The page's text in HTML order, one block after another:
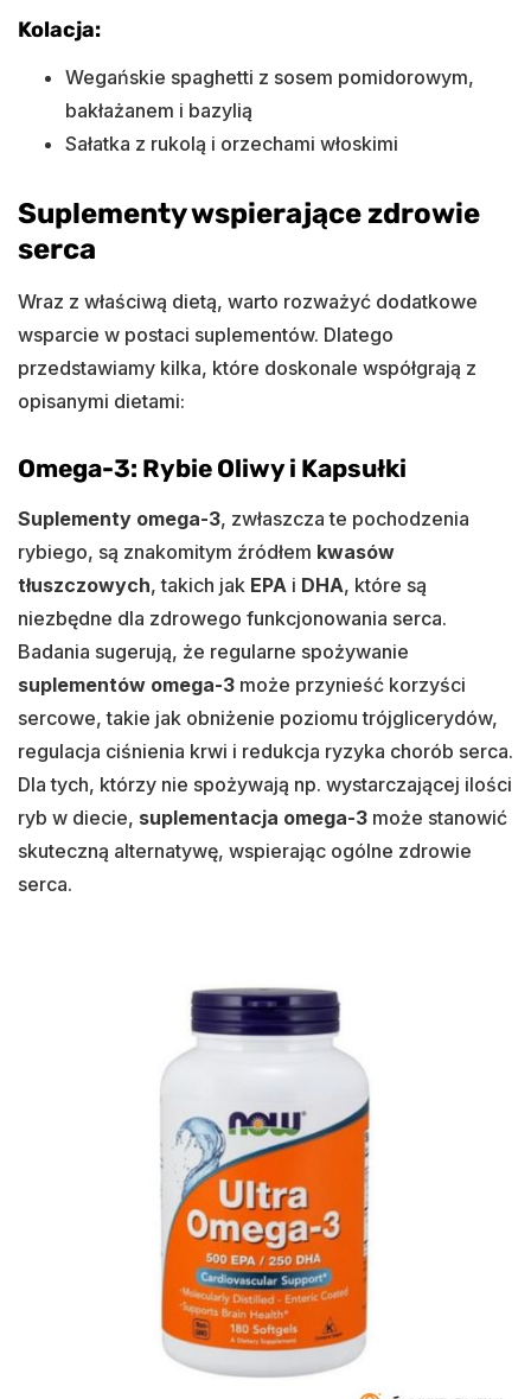
Kolacja:
Wegańskie spaghetti z sosem pomidorowym,
bakłażanem i bazylią
Sałatka z rukolą i orzechami włoskimi
Suplementy wspierające zdrowie
serca
Wraz z właściwą dietą, warto rozważyć dodatkowe
wsparcie w postaci suplementów. Dlatego
przedstawiamy kilka, które doskonale współgrają z
opisanymi dietami:
Omega-3: Rybie Oliwy i Kapsułki
Suplementy omega-3, zwłaszcza te pochodzenia
rybiego, są znakomitym źródłem kwasów
tłuszczowych, takich jak EPA i DHA, które są
niezbędne dla zdrowego funkcjonowania serca.
Badania sugerują, że regularne spożywanie
suplementów omega-3 może przynieść korzyści
sercowe, takie jak obniżenie poziomu trójglicerydów,
regulacja ciśnienia krwi i redukcja ryzyka chorób serca.
Dla tych, którzy nie spożywają np. wystarczającej ilości
ryb w diecie, suplementacja omega-3 może stanowić
skuteczną alternatywę, wspierając ogólne zdrowie
serca.